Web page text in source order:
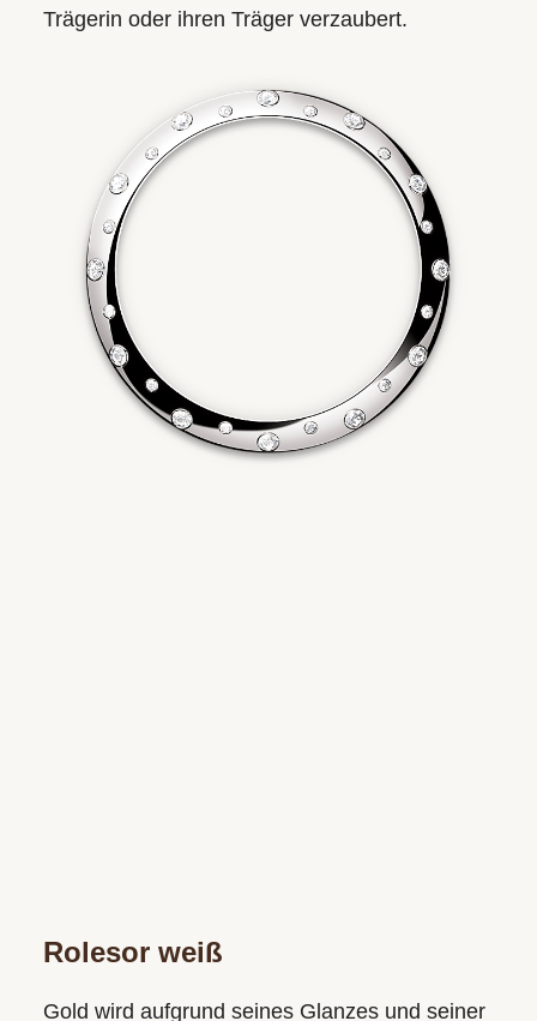
Trägerin oder ihren Träger verzaubert.
Rolesor weiß
Gold wird aufgrund seines Glanzes und seiner